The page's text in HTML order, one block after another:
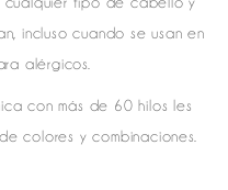
incluso cuando se usan en
alérgicos.
con más de 60 hilos les
colores y combinaciones.